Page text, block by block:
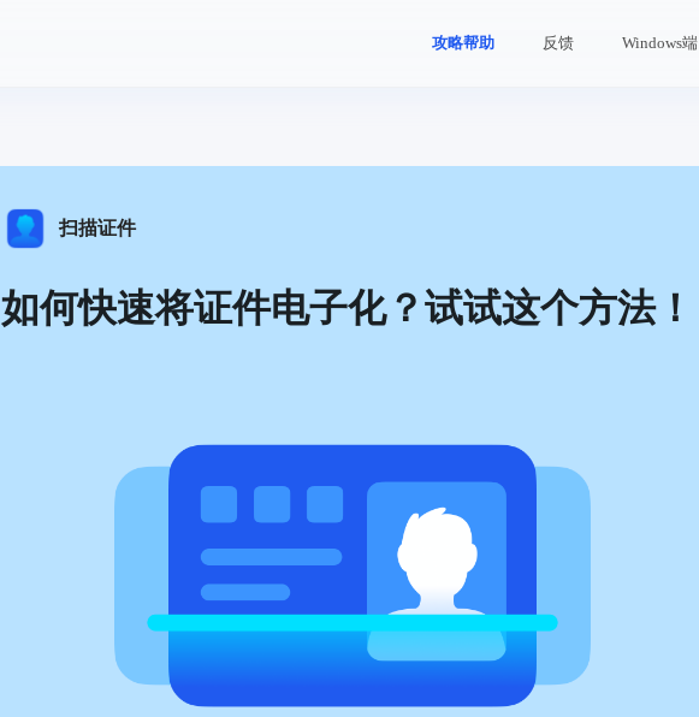
攻略帮助 反馈 Windows端
扫描证件
如何快速将证件电子化？试试这个方法！